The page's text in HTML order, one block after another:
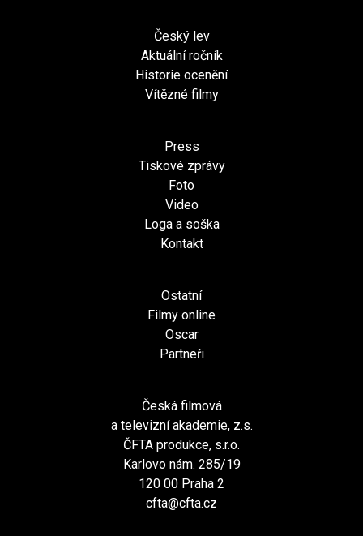
Český lev
Aktuální ročník
Historie ocenění
Vítězné filmy
Press
Tiskové zprávy
Foto
Video
Loga a soška
Kontakt
Ostatní
Filmy online
Oscar
Partneři
Česká filmová
a televizní akademie, z.s.
ČFTA produkce, s.r.o.
Karlovo nám. 285/19
120 00 Praha 2
cfta@cfta.cz